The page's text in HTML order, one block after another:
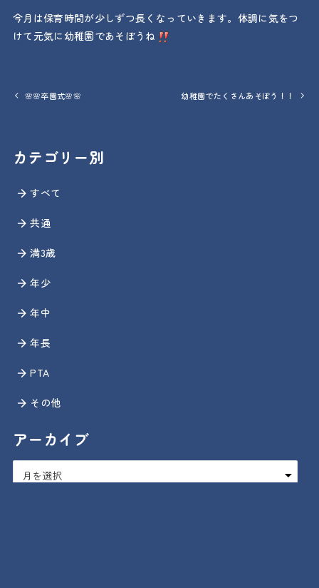
今月は保育時間が少しずつ長くなっていきます。体調に気をつ
けて元気に幼稚園であそぼうね
🌸🌸卒園式🌸🌸 幼稚園でたくさんあそぼう！！
カテゴリー別
すべて
共通
満3歳
年少
年中
年長
PTA
その他
アーカイブ
ア
ー